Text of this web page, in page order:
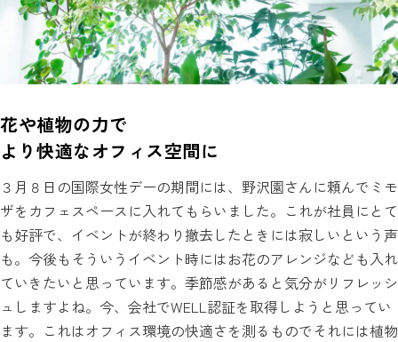
花や植物の力で
より快適なオフィス空間に
３月８日の国際女性デーの期間には、野沢園さんに頼んでミモ
ザをカフェスペースに入れてもらいました。これが社員にとて
も好評で、イベントが終わり撤去したときには寂しいという声
も。今後もそういうイベント時にはお花のアレンジなども入れ
ていきたいと思っています。季節感があると気分がリフレッシ
ュしますよね。今、会社でWELL認証を取得しようと思ってい
ます。これはオフィス環境の快適さを測るものでそれには植物